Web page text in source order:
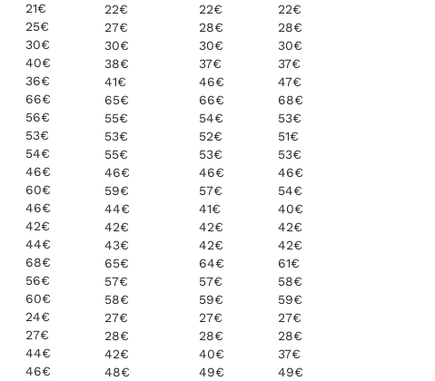
21€
25€
30€
40€
36€
66€
56€
53€
54€
46€
60€
46€
42€
44€
68€
56€
60€
24€
27€
44€
46€
22€
27€
30€
38€
41€
65€
55€
53€
55€
46€
59€
44€
42€
43€
65€
57€
58€
27€
28€
42€
48€
22€
28€
30€
37€
47€
68€
53€
51€
53€
46€
54€
40€
42€
42€
61€
58€
59€
27€
28€
37€
49€
22€
28€
30€
37€
46€
66€
54€
52€
53€
46€
57€
41€
42€
42€
64€
57€
59€
27€
28€
40€
49€